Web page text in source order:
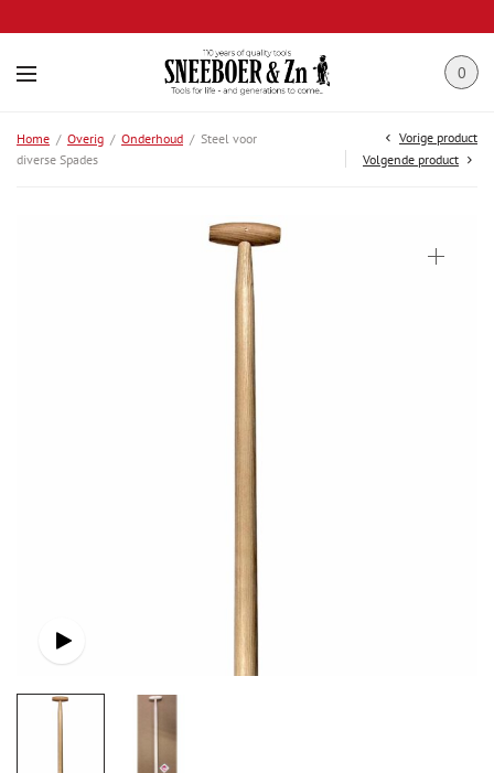
0
Home / Overig / Onderhoud / Steel voor
diverse Spades
Vorige product
Volgende product